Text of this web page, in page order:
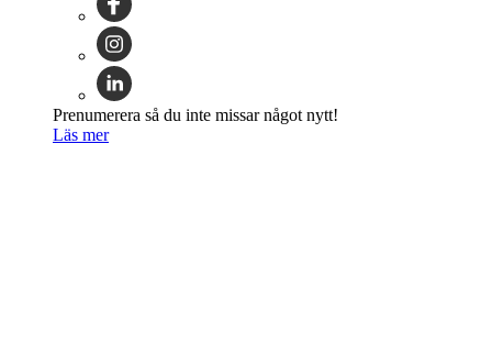
Prenumerera så du inte missar något nytt!
Läs mer